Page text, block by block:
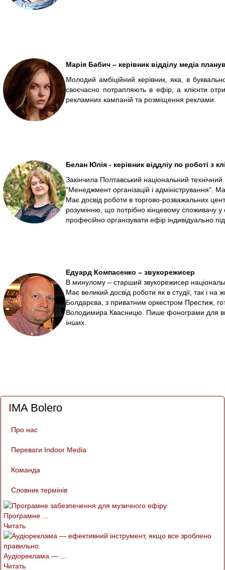
Марія Бабич – керівник відділу медіа
Молодий амбіційний керівник, яка, в
своєчасно потрапляють в ефір, а клієнти
рекламних кампаній та розміщення реклами.
Белан Юлія - керівник віддліу по роботі з
Закінчила Полтавський національний
"Менеджмент організацій і адміністрування".
Має досвід роботи в торгово-розважальних
розумінню, що потрібно кінцевому споживачу
професійно організувати ефір індивідуально
Едуард Компасенко – звукорежисер
В минулому – старший звукорежисер
Має великий досвід роботи як в студії, так і
Болдарєва, з приватним оркестром Престиж,
Володимира Квасницю. Пише фонограми для
інших.
IMA Bolero
Про нас
Переваги Indoor Media
Команда
Словник термінів
Програмне ...
Читать
Аудіореклама — ...
Читать